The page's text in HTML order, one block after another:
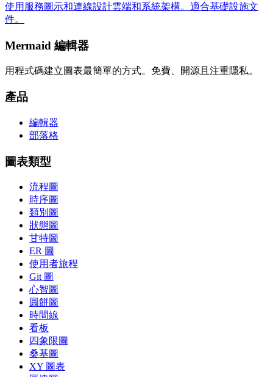
使用服務圖示和連線設計雲端和系統架構。適合基礎設施文
件。
Mermaid 編輯器
用程式碼建立圖表最簡單的方式。免費、開源且注重隱私。
產品
編輯器
部落格
圖表類型
流程圖
時序圖
類別圖
狀態圖
甘特圖
ER 圖
使用者旅程
Git 圖
心智圖
圓餅圖
時間線
看板
四象限圖
桑基圖
XY 圖表